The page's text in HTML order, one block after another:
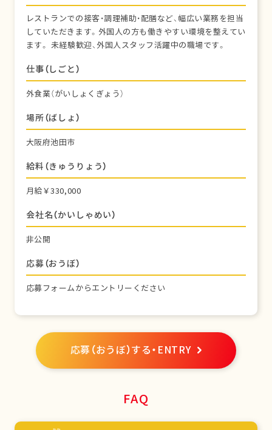
レストランでの接客・調理補助・配膳など、幅広い業務を担当
していただきます。外国人の方も働きやすい環境を整えてい
ます。 未経験歓迎、外国人スタッフ活躍中の職場です。
仕事（しごと）
外食業（がいしょくぎょう）
場所（ばしょ）
大阪府池田市
給料（きゅうりょう）
月給￥330,000
会社名（かいしゃめい）
非公開
応募（おうぼ）
応募フォームからエントリーください
応募（おうぼ）する・ENTRY
FAQ